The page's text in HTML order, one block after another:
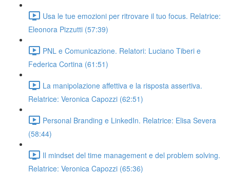
Usa le tue emozioni per ritrovare il tuo focus. Relatrice:
Eleonora Pizzutti (57:39)
PNL e Comunicazione. Relatori: Luciano Tiberi e
Federica Cortina (61:51)
La manipolazione affettiva e la risposta assertiva.
Relatrice: Veronica Capozzi (62:51)
Personal Branding e LinkedIn. Relatrice: Elisa Severa
(58:44)
Il mindset del time management e del problem solving.
Relatrice: Veronica Capozzi (65:36)